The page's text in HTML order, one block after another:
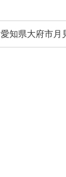
愛知県大府市月